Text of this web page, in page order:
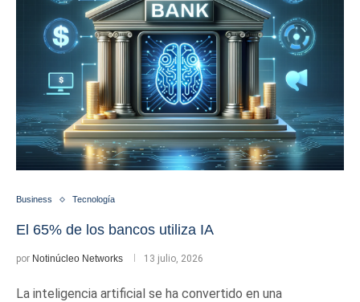
Business Tecnología
El 65% de los bancos utiliza IA
por Notinúcleo Networks 13 julio, 2026
La inteligencia artificial se ha convertido en una